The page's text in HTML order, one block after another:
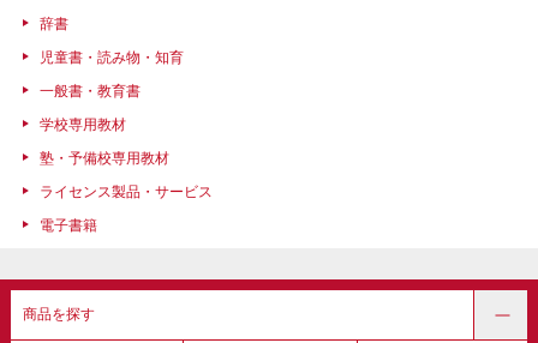
辞書
児童書・読み物・知育
一般書・教育書
学校専用教材
塾・予備校専用教材
ライセンス製品・サービス
電子書籍
商品を探す